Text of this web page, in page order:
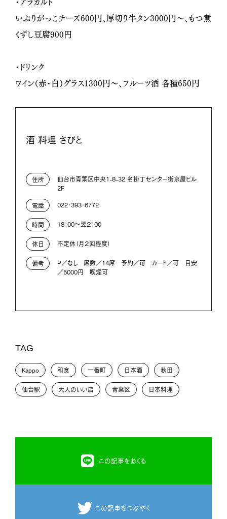
いぶりがっこチーズ600円、厚切り牛タン3000円～、もつ煮
くずし豆腐900円
・ドリンク
ワイン（赤・白）グラス1300円～、フルーツ酒 各種650円
酒 料理 さびと
住所
仙台市青葉区中央1-8-32 名掛丁センター街京屋ビル
2F
電話 022・393・6772
時間 18：00～翌２：00
休日 不定休（月２回程度）
備考
P／なし 席数／14席 予約／可 カード／可 目安
／5000円 喫煙可
TAG
Kappo 和食 一番町 日本酒 秋田
仙台駅 大人のいい店 青葉区 日本料理
この記事をおくる
この記事をつぶやく